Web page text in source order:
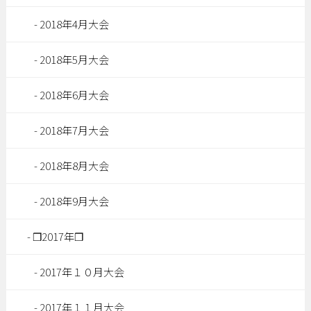
2018年4月大会
2018年5月大会
2018年6月大会
2018年7月大会
2018年8月大会
2018年9月大会
❒2017年❒
2017年１０月大会
2017年１１月大会